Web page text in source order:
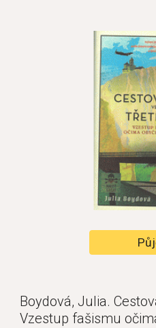
Boydová, Julia.
Vzestup fašismu